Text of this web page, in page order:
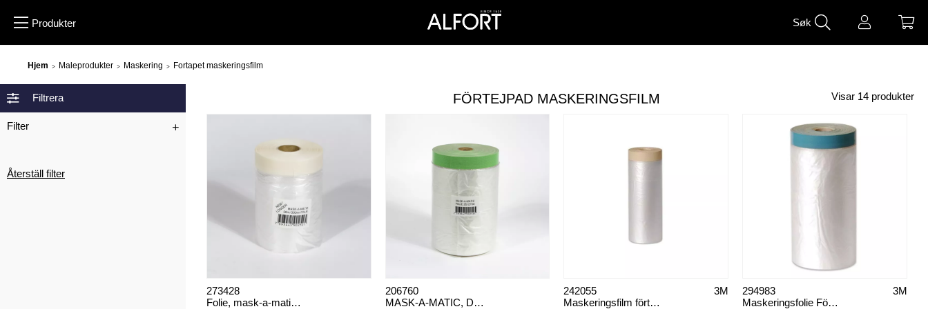
Søk
Hjem > Maleprodukter > Maskering > Fortapet maskeringsfilm
Filtrera
Filter
Återställ filter
FÖRTEJPAD MASKERINGSFILM Visar 14 produkter
Folie, mask-a-matic pro
273428
MASK-A-MATIC, DEKKEPLAST
206760
Maskeringsfilm förtejpad
3M
242055
Maskeringsfolie Förtejpad UV
3M
294983